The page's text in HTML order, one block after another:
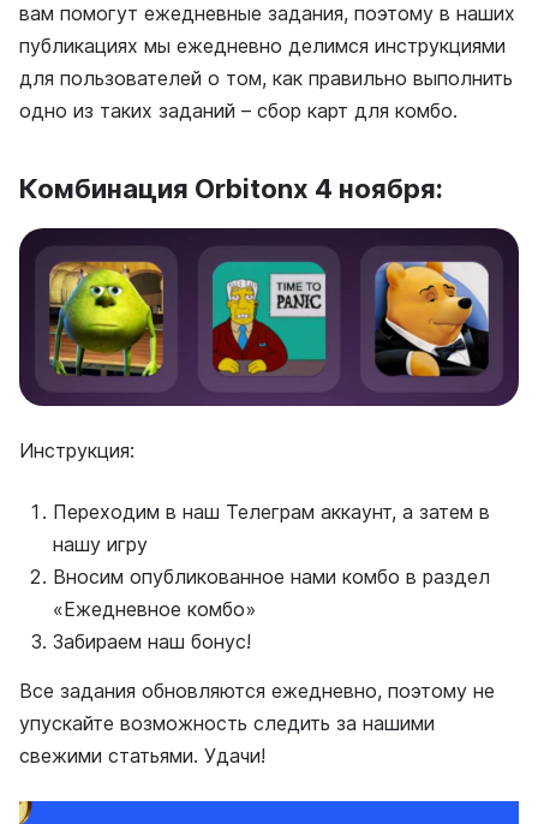
вам помогут ежедневные задания, поэтому в наших
публикациях мы ежедневно делимся инструкциями
для пользователей о том, как правильно выполнить
одно из таких заданий – сбор карт для комбо.
Комбинация Orbitonx 4 ноября:
Инструкция:
Переходим в наш Телеграм аккаунт, а затем в
нашу игру
Вносим опубликованное нами комбо в раздел
«Ежедневное комбо»
Забираем наш бонус!
Все задания обновляются ежедневно, поэтому не
упускайте возможность следить за нашими
свежими статьями. Удачи!